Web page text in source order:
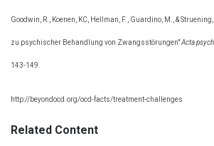
Goodwin, R., Koenen, KC, Hellman, F., Guardino, M., &
zu psychischer Behandlung von Zwangsstörungen"Acta
143-149.
http://beyondocd.org/ocd-facts/treatment-challenges
Related Content